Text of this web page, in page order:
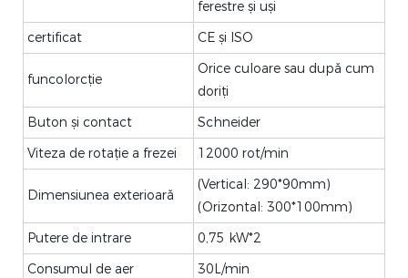
ferestre și uși
certificat
CE și ISO
funcolorcție
Orice culoare sau după cum
doriți
Buton și contact
Schneider
Viteza de rotație a frezei
12000 rot/min
Dimensiunea exterioară
(Vertical: 290*90mm)
(Orizontal: 300*100mm)
Putere de intrare
0,75 kW*2
Consumul de aer
30L/min